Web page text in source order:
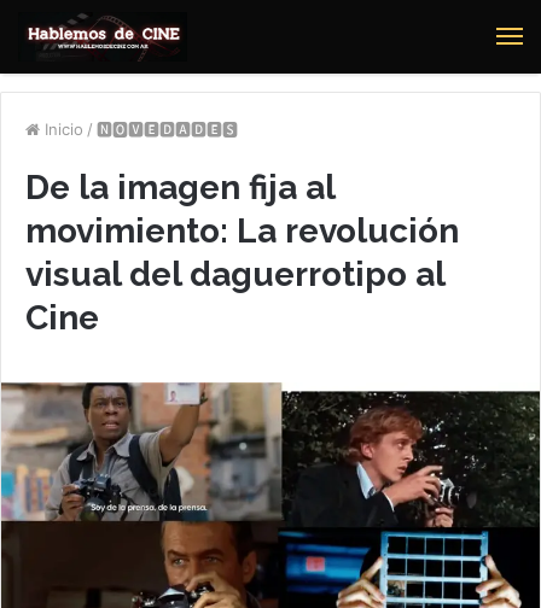
Inicio / 🅽🅾🆅🅴🅳🅰🅳🅴🆂
De la imagen fija al
movimiento: La revolución
visual del daguerrotipo al
Cine